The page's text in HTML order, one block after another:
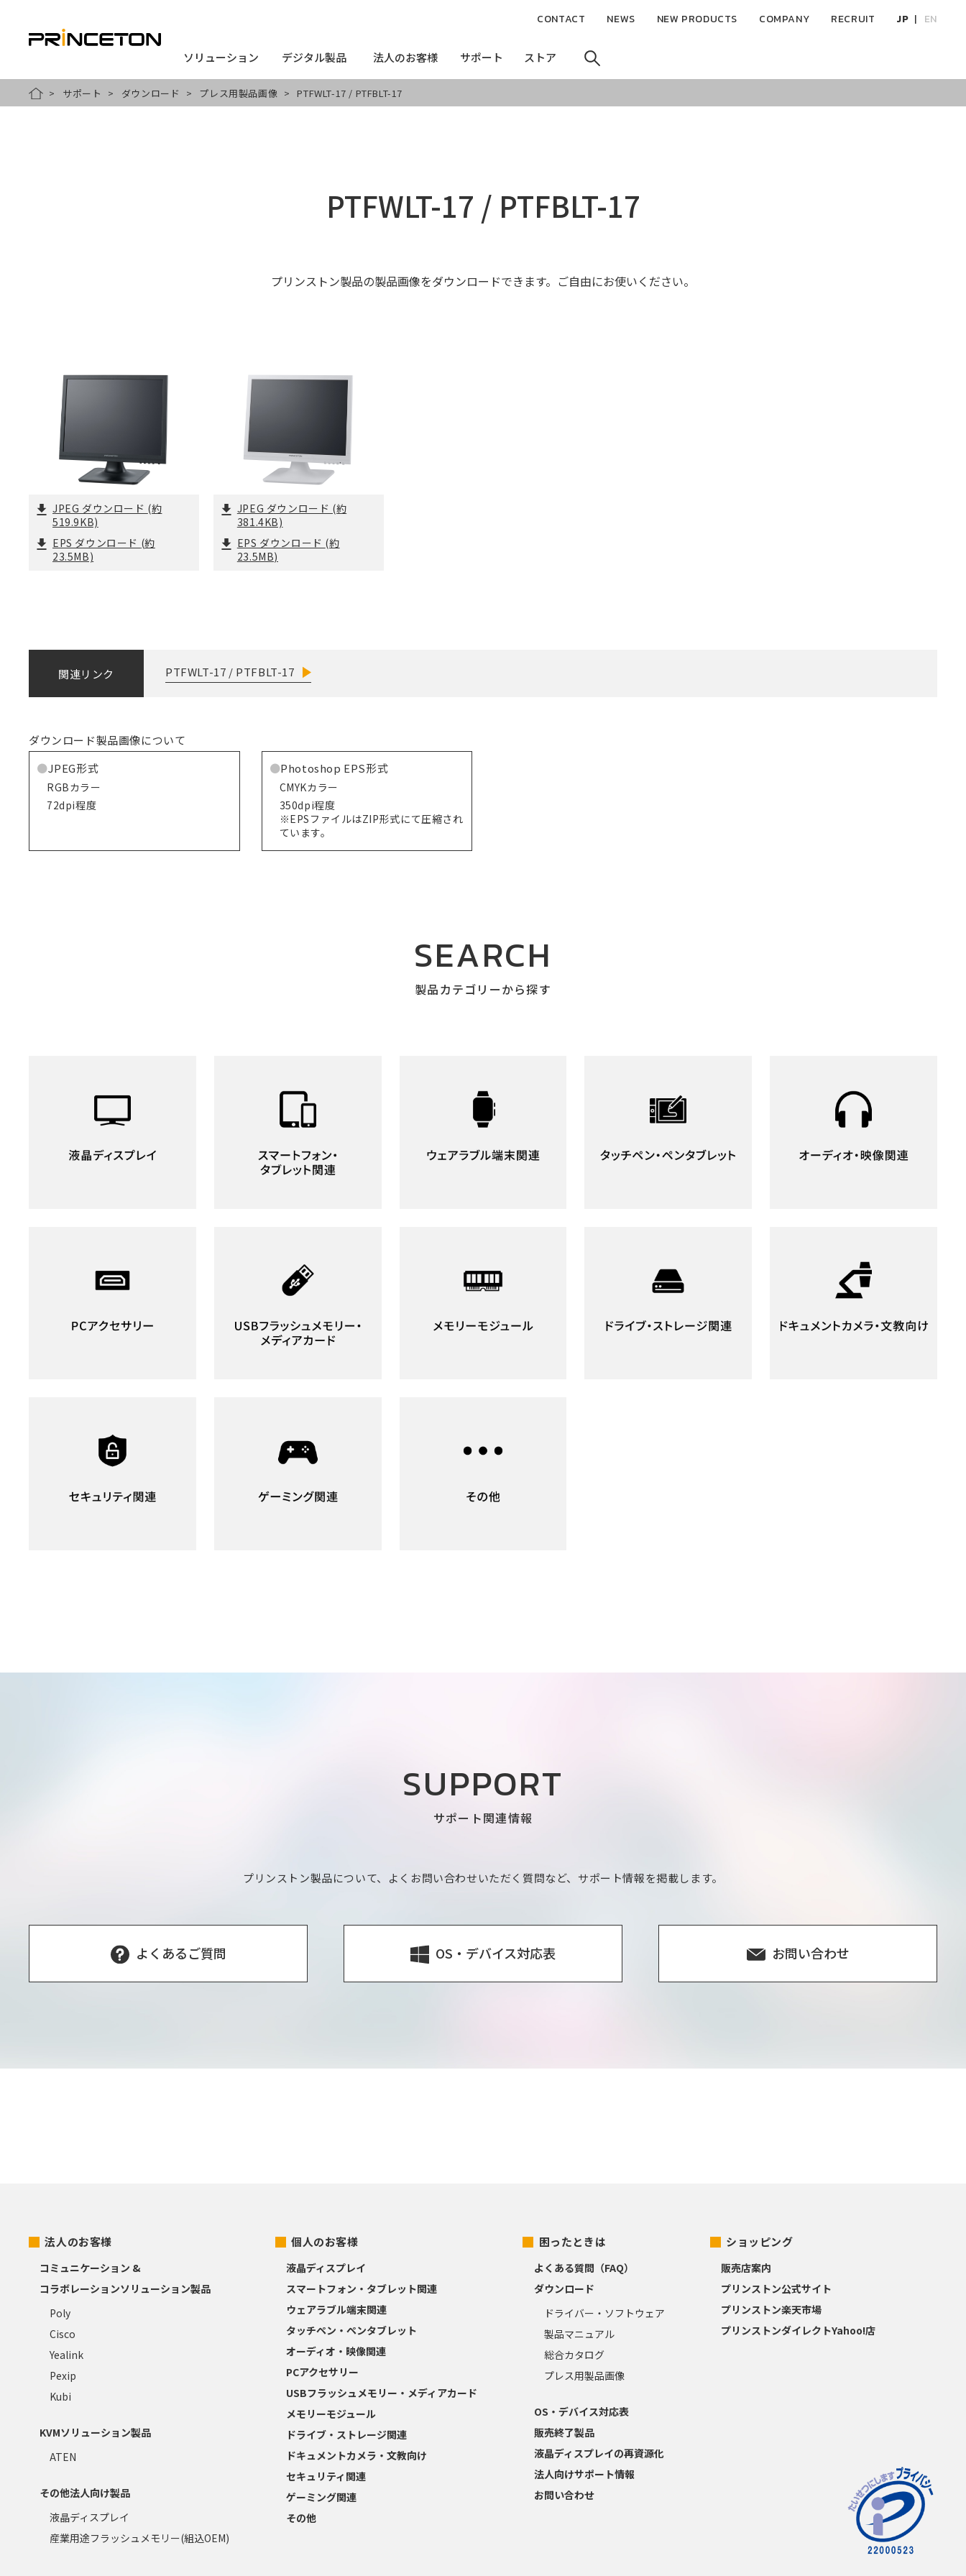
ソリューション
ソリューション デジタル製品
デジタル製品 法人のお客様
法人のお客様 サポート
サポート ストア
ストア
CONTACT NEWS NEW PRODUCTS COMPANY RECRUIT JP EN
HOMEサポート ダウンロード プレス用製品画像 PTFWLT-17 / PTFBLT-17
PTFWLT-17 / PTFBLT-17
プリンストン製品の製品画像をダウンロードできます。ご自由にお使いください。
JPEG ダウンロード (約
519.9KB)
EPS ダウンロード (約
23.5MB)
JPEG ダウンロード (約
381.4KB)
EPS ダウンロード (約
23.5MB)
関連リンク PTFWLT-17 / PTFBLT-17
ダウンロード製品画像について
JPEG形式
RGBカラー
72dpi程度
Photoshop EPS形式
CMYKカラー
350dpi程度
※EPSファイルはZIP形式にて圧縮され
ています。
SEARCH
製品カテゴリーから探す
SUPPORT
サポート関連情報
プリンストン製品について、よくお問い合わせいただく質問など、サポート情報を掲載します。
よくあるご質問 OS・デバイス対応表 お問い合わせ
法人のお客様
コミュニケーション &
コラボレーションソリューション製品
Poly
Cisco
Yealink
Pexip
Kubi
KVMソリューション製品
ATEN
その他法人向け製品
液晶ディスプレイ
産業用途フラッシュメモリー(組込OEM)
個人のお客様
液晶ディスプレイ
スマートフォン・タブレット関連
ウェアラブル端末関連
タッチペン・ペンタブレット
オーディオ・映像関連
PCアクセサリー
USBフラッシュメモリー・メディアカード
メモリーモジュール
ドライブ・ストレージ関連
ドキュメントカメラ・文教向け
セキュリティ関連
ゲーミング関連
その他
困ったときは
よくある質問（FAQ）
ダウンロード
ドライバー・ソフトウェア
製品マニュアル
総合カタログ
プレス用製品画像
OS・デバイス対応表
販売終了製品
液晶ディスプレイの再資源化
法人向けサポート情報
お問い合わせ
ショッピング
販売店案内
プリンストン公式サイト
プリンストン楽天市場
プリンストンダイレクトYahoo!店